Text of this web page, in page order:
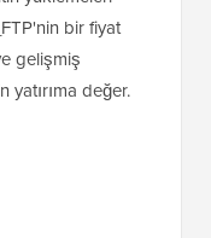
bir fiyat
gelişmiş
yatırıma değer.